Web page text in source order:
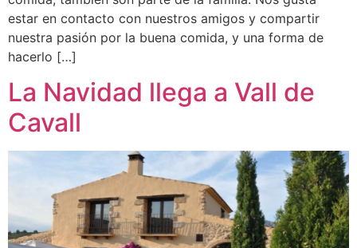
estar en contacto con nuestros amigos y compartir
nuestra pasión por la buena comida, y una forma de
hacerlo […]
La Navidad llega a Vall de
Cavall